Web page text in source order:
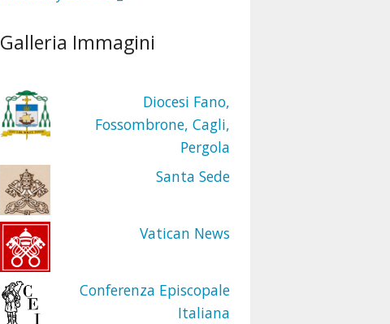
Galleria Immagini
Diocesi Fano,
Fossombrone, Cagli,
Pergola
Santa Sede
Vatican News
Conferenza Episcopale
Italiana